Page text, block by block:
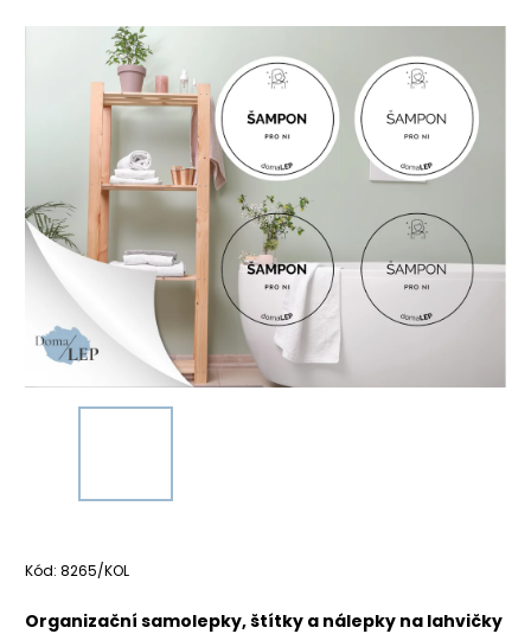
Kód: 8265/KOL
Organizační samolepky, štítky a nálepky na lahvičky